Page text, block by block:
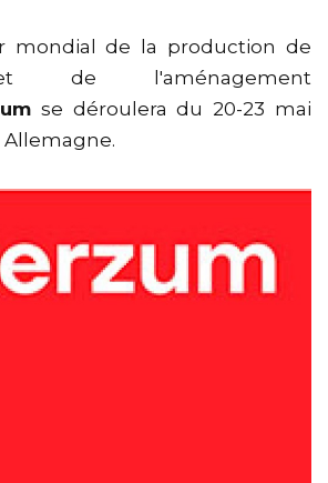
mondial de la production de
de l'aménagement
se déroulera du 20-23 mai
Allemagne.